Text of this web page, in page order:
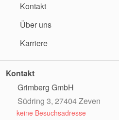
Kontakt
Über uns
Karriere
Kontakt
Grimberg GmbH
Südring 3, 27404 Zeven
keine Besuchsadresse